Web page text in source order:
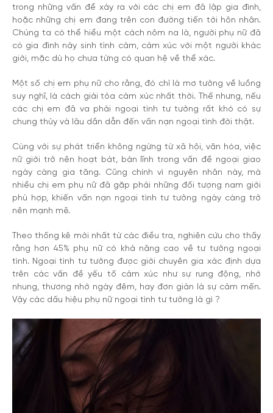
trong những vấn để xảy ra với các chị em đã lập gia đình,
hoặc những chị em đang trên con đường tiến tới hôn nhân.
Chúng ta có thể hiểu một cách nôm na là, người phụ nữ đã
có gia đình nảy sinh tình cảm, cảm xúc với một người khác
giới, mặc dù họ chưa từng có quan hệ về thể xác.
Một số chị em phụ nữ cho rằng, đó chỉ là mơ tưởng về luồng
suy nghĩ, là cách giải tỏa cảm xúc nhất thời. Thế nhưng, nếu
các chị em đã va phải ngoại tình tư tưởng rất khó có sự
chung thủy và lâu dần dẫn đến vấn nạn ngoại tình đời thật.
Cùng với sự phát triển không ngừng từ xã hội, văn hóa, việc
nữ giới trở nên hoạt bát, bản lĩnh trong vấn đề ngoại giao
ngày càng gia tăng. Cũng chính vì nguyên nhân này, mà
nhiều chị em phụ nữ đã gặp phải những đối tượng nam giới
phù hợp, khiến vấn nạn ngoại tình tư tưởng ngày càng trở
nên mạnh mẽ.
Theo thống kê mới nhất từ các điều tra, nghiên cứu cho thấy
rằng hơn 45% phụ nữ có khả năng cao về tư tưởng ngoại
tình. Ngoại tình tư tưởng được giới chuyên gia xác định dựa
trên các vấn đề yếu tố cảm xúc như sự rung động, nhớ
nhung, thương nhớ ngày đêm, hay đơn giản là sự cảm mến.
Vậy các dấu hiệu phụ nữ ngoại tình tư tưởng là gì ?